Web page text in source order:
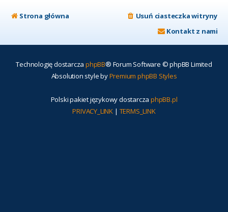
Strona główna
Usuń ciasteczka witryny
Kontakt z nami
Technologię dostarcza phpBB® Forum Software © phpBB Limited
Absolution style byPremium phpBB Styles
Polski pakiet językowy dostarcza phpBB.pl
PRIVACY_LINK | TERMS_LINK